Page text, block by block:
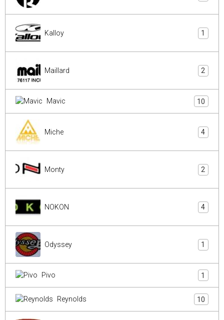
Kalloy 1
Maillard 2
Mavic 10
Miche 4
Monty 2
NOKON 4
Odyssey 1
Pivo 1
Reynolds 10